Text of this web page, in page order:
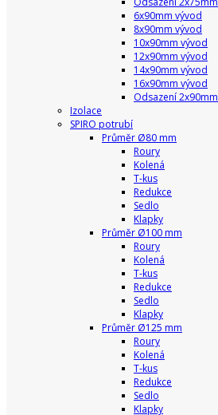
6x90mm vývod
8x90mm vývod
10x90mm vývod
12x90mm vývod
14x90mm vývod
16x90mm vývod
Odsazení
Izolace
SPIRO potrubí
Průměr Ø80 mm
Roury
Kolená
T-kus
Redukce
Sedlo
Klapky
Průměr Ø100 mm
Roury
Kolená
T-kus
Redukce
Sedlo
Klapky
Průměr Ø125 mm
Roury
Kolená
T-kus
Redukce
Sedlo
Klapky